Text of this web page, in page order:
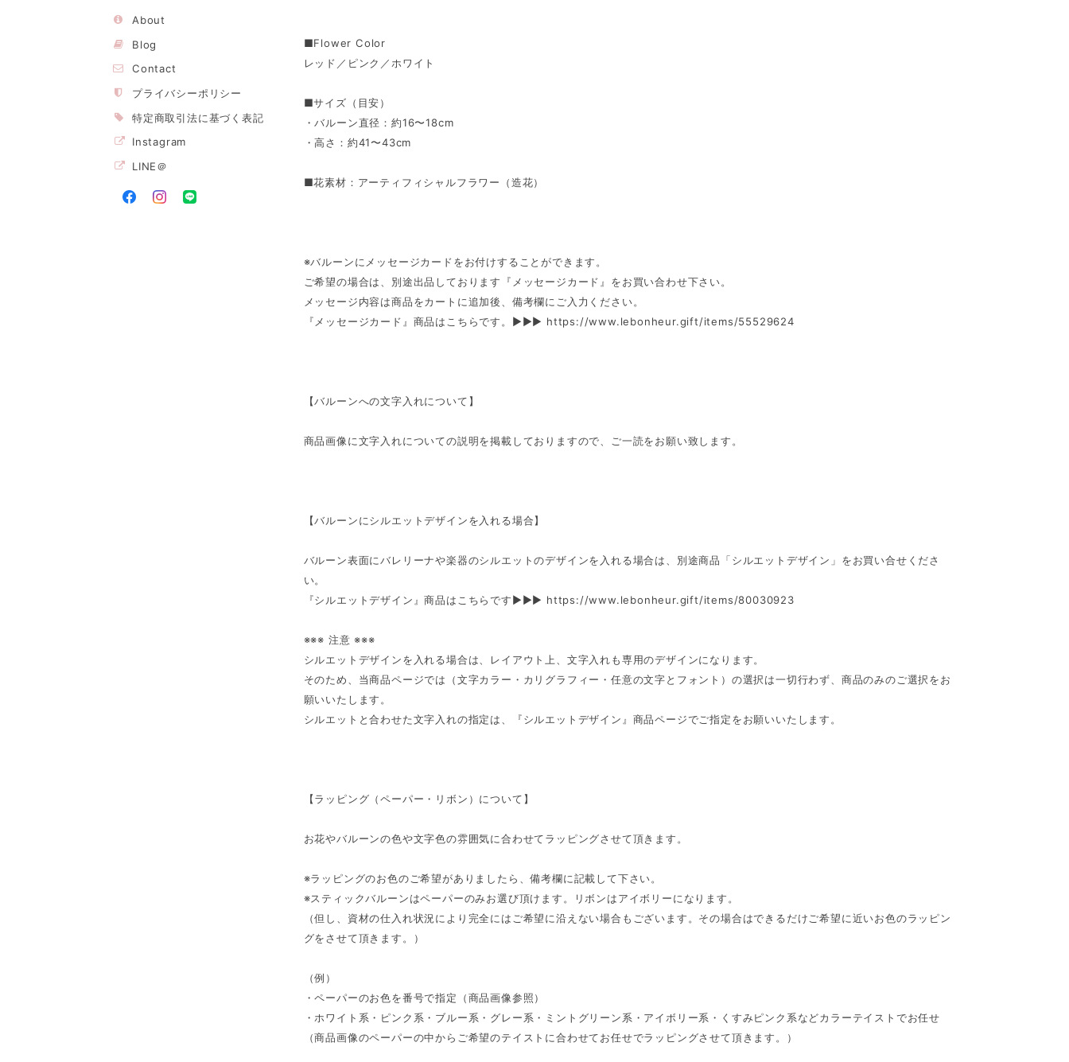
About
Blog
Contact
プライバシーポリシー
特定商取引法に基づく表記
Instagram
LINE＠
■Flower Color
レッド／ピンク／ホワイト
■サイズ（目安）
・バルーン直径：約16〜18cm
・高さ：約41〜43cm
■花素材：アーティフィシャルフラワー（造花）
※バルーンにメッセージカードをお付けすることができます。
ご希望の場合は、別途出品しております『メッセージカード』をお買い合わせ下さい。
メッセージ内容は商品をカートに追加後、備考欄にご入力ください。
『メッセージカード』商品はこちらです。►►► https://www.lebonheur.gift/items/55529624
【バルーンへの文字入れについて】
商品画像に文字入れについての説明を掲載しておりますので、ご一読をお願い致します。
【バルーンにシルエットデザインを入れる場合】
バルーン表面にバレリーナや楽器のシルエットのデザインを入れる場合は、別途商品「シルエットデザイン」をお買い合せくださ
い。
『シルエットデザイン』商品はこちらです►►► https://www.lebonheur.gift/items/80030923
※※※ 注意 ※※※
シルエットデザインを入れる場合は、レイアウト上、文字入れも専用のデザインになります。
そのため、当商品ページでは（文字カラー・カリグラフィー・任意の文字とフォント）の選択は一切行わず、商品のみのご選択をお
願いいたします。
シルエットと合わせた文字入れの指定は、『シルエットデザイン』商品ページでご指定をお願いいたします。
【ラッピング（ペーパー・リボン）について】
お花やバルーンの色や文字色の雰囲気に合わせてラッピングさせて頂きます。
※ラッピングのお色のご希望がありましたら、備考欄に記載して下さい。
※スティックバルーンはペーパーのみお選び頂けます。リボンはアイボリーになります。
（但し、資材の仕入れ状況により完全にはご希望に沿えない場合もございます。その場合はできるだけご希望に近いお色のラッピン
グをさせて頂きます。）
（例）
・ペーパーのお色を番号で指定（商品画像参照）
・ホワイト系・ピンク系・ブルー系・グレー系・ミントグリーン系・アイボリー系・くすみピンク系などカラーテイストでお任せ
（商品画像のペーパーの中からご希望のテイストに合わせてお任せでラッピングさせて頂きます。）